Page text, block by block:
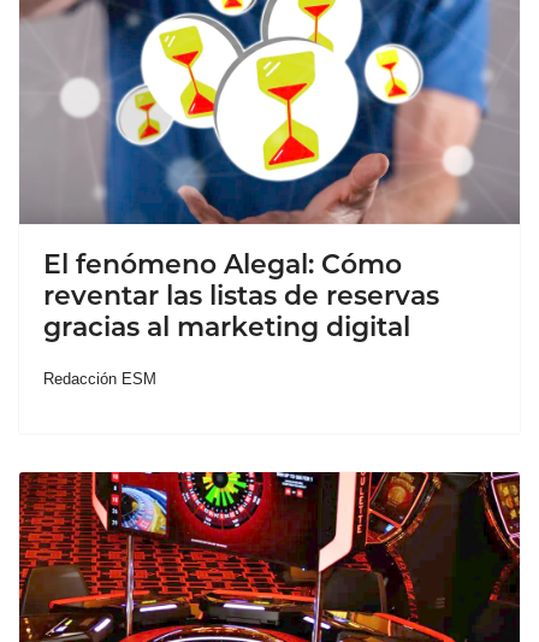
El fenómeno Alegal: Cómo
reventar las listas de reservas
gracias al marketing digital
Redacción ESM